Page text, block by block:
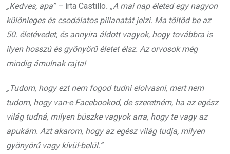
„Kedves, apa” – írta Castillo. „A mai nap életed egy nagyon
különleges és csodálatos pillanatát jelzi. Ma töltöd be az
50. életévedet, és annyira áldott vagyok, hogy továbbra is
ilyen hosszú és gyönyörű életet élsz. Az orvosok még
mindig ámulnak rajta!
„Tudom, hogy ezt nem fogod tudni elolvasni, mert nem
tudom, hogy van-e Facebookod, de szeretném, ha az egész
világ tudná, milyen büszke vagyok arra, hogy te vagy az
apukám. Azt akarom, hogy az egész világ tudja, milyen
gyönyörű vagy kívül-belül.”